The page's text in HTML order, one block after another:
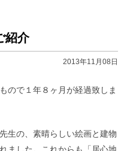
紹介
2013年11月08日
ので１年８ヶ月が経過致しま
生の、素晴らしい絵画と建物